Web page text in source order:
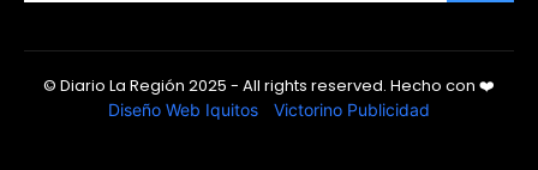
© Diario La Región 2025 - All rights reserved. Hecho con ❤️
Diseño Web Iquitos Victorino Publicidad